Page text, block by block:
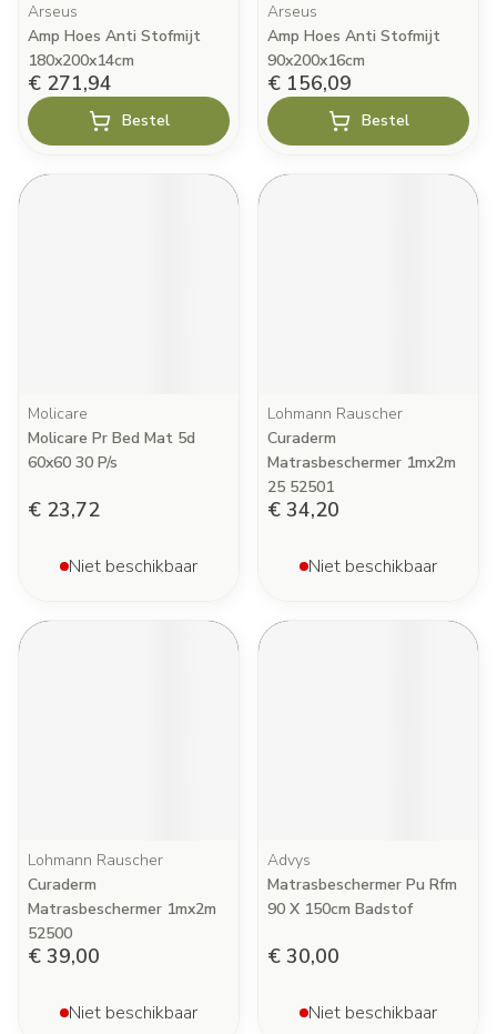
Arseus
Amp Hoes Anti Stofmijt
180x200x14cm
€ 271,94
Bestel
Arseus
Amp Hoes Anti Stofmijt
90x200x16cm
€ 156,09
Bestel
Molicare
Molicare Pr Bed Mat 5d
60x60 30 P/s
€ 23,72
Niet beschikbaar
Lohmann Rauscher
Curaderm
Matrasbeschermer 1mx2m
25 52501
€ 34,20
Niet beschikbaar
Lohmann Rauscher
Curaderm
Matrasbeschermer 1mx2m
52500
€ 39,00
Niet beschikbaar
Advys
Matrasbeschermer Pu Rfm
90 X 150cm Badstof
€ 30,00
Niet beschikbaar